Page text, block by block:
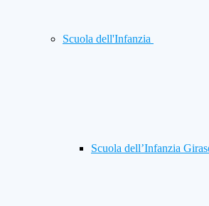
Scuola dell'Infanzia
Scuola dell’Infanzia